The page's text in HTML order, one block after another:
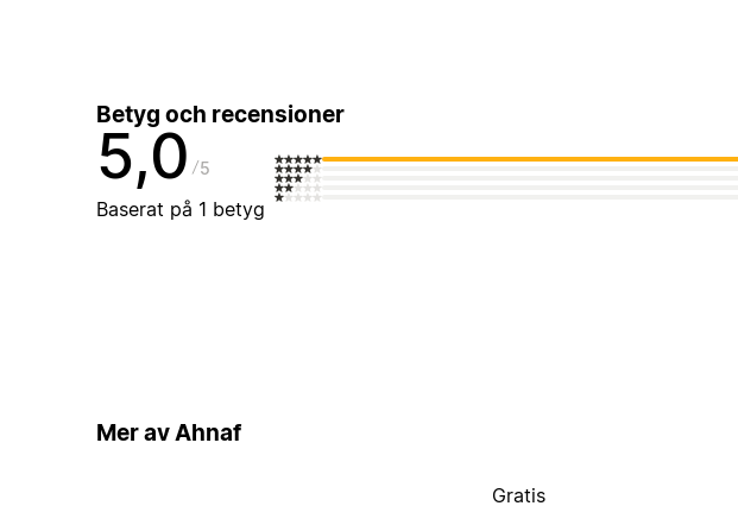
Betyg och recensioner
5,0 5
Baserat på 1 betyg
Mer av Ahnaf
Gratis